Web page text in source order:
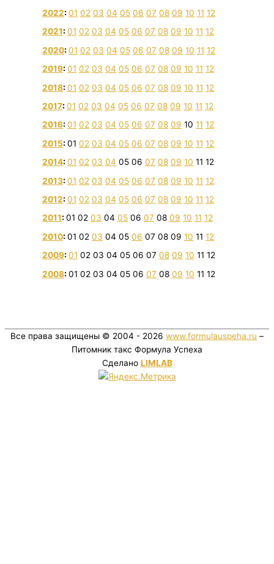
2022:01 02 03 04 05 06 07 08 09 10 11 12
2021:01 02 03 04 05 06 07 08 09 10 11 12
2020:01 02 03 04 05 06 07 08 09 10 11 12
2019:01 02 03 04 05 06 07 08 09 10 11 12
2018:01 02 03 04 05 06 07 08 09 10 11 12
2017:01 02 03 04 05 06 07 08 09 10 11 12
2016:01 02 03 04 05 06 07 08 09 10 11 12
2015:01 02 03 04 05 06 07 08 09 10 11 12
2014:01 02 03 04 05 06 07 08 09 10 11 12
2013:01 02 03 04 05 06 07 08 09 10 11 12
2012:01 02 03 04 05 06 07 08 09 10 11 12
2011:01 02 03 04 05 06 07 08 09 10 11 12
2010:01 02 03 04 05 06 07 08 09 10 11 12
2009:01 02 03 04 05 06 07 08 09 10 11 12
2008:01 02 03 04 05 06 07 08 09 10 11 12
Все права защищены © 2004 - 2026 www.formulauspeha.ru –
Питомник такс Формула Успеха
Сделано LIMLAB